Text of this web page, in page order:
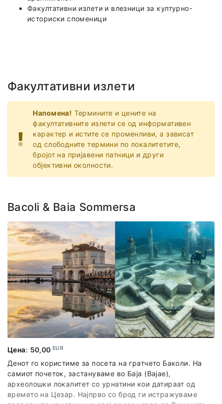
Факултативни излети и влезници за културно-
историски споменици
Факултативни излети
Напомена! Термините и цените на
факултативните излети се од информативен
карактер и истите се променливи, а зависат
од слободните термини по локалитетите,
бројот на пријавени патници и други
објективни околности.
Bacoli & Baia Sommersa
Цена: 50,00EUR
Денот го користиме за посета на гратчето Баколи. На
самиот почеток, застануваме во Баја (Bajae),
археолошки локалитет со урнатини кои датираат од
времето на Цезар. Најпрво со брод ги истражуваме